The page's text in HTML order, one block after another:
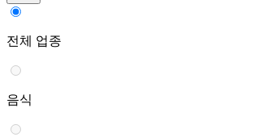
전체 업종
음식